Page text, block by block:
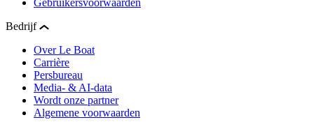
Bedrijf
Over Le Boat
Carrière
Persbureau
Media- & AI-data
Wordt onze partner
Algemene voorwaarden